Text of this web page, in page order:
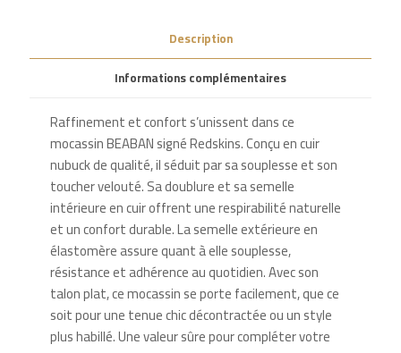
Description
Informations complémentaires
Raffinement et confort s’unissent dans ce
mocassin BEABAN signé Redskins. Conçu en cuir
nubuck de qualité, il séduit par sa souplesse et son
toucher velouté. Sa doublure et sa semelle
intérieure en cuir offrent une respirabilité naturelle
et un confort durable. La semelle extérieure en
élastomère assure quant à elle souplesse,
résistance et adhérence au quotidien. Avec son
talon plat, ce mocassin se porte facilement, que ce
soit pour une tenue chic décontractée ou un style
plus habillé. Une valeur sûre pour compléter votre